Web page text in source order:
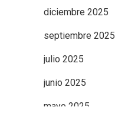
diciembre 2025
septiembre 2025
julio 2025
junio 2025
mayo 2025